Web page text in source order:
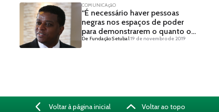
COMUNICAçãO
“É necessário haver pessoas
negras nos espaços de poder
para demonstrarem o quanto o
racismo nos afeta, adoece, mata
De Fundação Setubal19 de novembro de 2019
Voltar à página inicial Voltar ao topo